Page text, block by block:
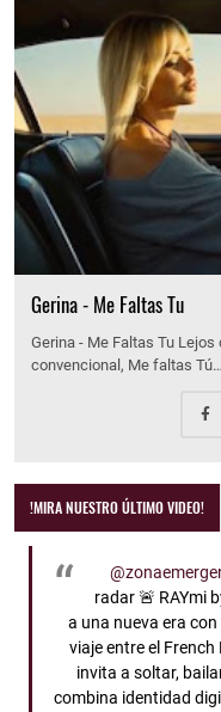
Gerina - Me Faltas Tu
Gerina - Me Faltas Tu
convencional, Me faltas Tú…
!MIRA NUESTRO ÚLTIMO VIDEO!
radar 🚨 RAYmi
a una nueva era con
viaje entre el French
invita a soltar,
combina identidad